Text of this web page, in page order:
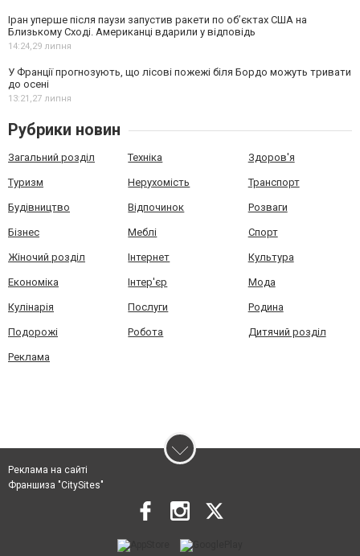
Іран уперше після паузи запустив ракети по обʼєктах США на
Близькому Сході. Американці вдарили у відповідь
14:24,29 липня
У Франції прогнозують, що лісові пожежі біля Бордо можуть тривати
до осені
13:21,27 липня
Рубрики новин
Загальний розділ Техніка Здоров'я
Туризм Нерухомість Транспорт
Будівництво Відпочинок Розваги
Бізнес Меблі Спорт
Жіночий розділ Інтернет Культура
Економіка Інтер'єр Мода
Кулінарія Послуги Родина
Подорожі Робота Дитячий розділ
Реклама
Реклама на сайті
Франшиза "CitySites"